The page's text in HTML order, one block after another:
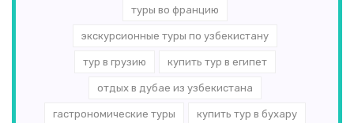
туры во францию
экскурсионные туры по узбекистану
тур в грузию купить тур в египет
отдых в дубае из узбекистана
гастрономические туры купить тур в бухару